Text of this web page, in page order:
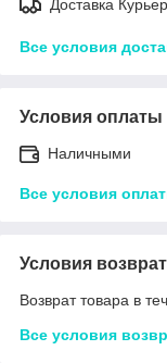
Доставка
Все условия
Условия оплаты
Наличными
Все условия
Условия
Возврат товара в
Все условия